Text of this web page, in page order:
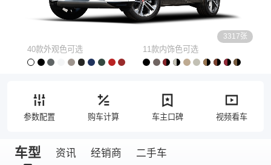
3317张
40款外观色可选 11款内饰色可选
参数配置 购车计算 车主口碑 视频看车
车型 资讯 经销商 二手车